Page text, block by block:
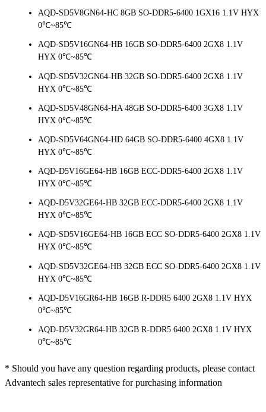
AQD-SD5V8GN64-HC 8GB SO-DDR5-6400 1GX16 1.1V HYX
0℃~85℃
AQD-SD5V16GN64-HB 16GB SO-DDR5-6400 2GX8 1.1V
HYX 0℃~85℃
AQD-SD5V32GN64-HB 32GB SO-DDR5-6400 2GX8 1.1V
HYX 0℃~85℃
AQD-SD5V48GN64-HA 48GB SO-DDR5-6400 3GX8 1.1V
HYX 0℃~85℃
AQD-SD5V64GN64-HD 64GB SO-DDR5-6400 4GX8 1.1V
HYX 0℃~85℃
AQD-D5V16GE64-HB 16GB ECC-DDR5-6400 2GX8 1.1V
HYX 0℃~85℃
AQD-D5V32GE64-HB 32GB ECC-DDR5-6400 2GX8 1.1V
HYX 0℃~85℃
AQD-SD5V16GE64-HB 16GB ECC SO-DDR5-6400 2GX8 1.1V
HYX 0℃~85℃
AQD-SD5V32GE64-HB 32GB ECC SO-DDR5-6400 2GX8 1.1V
HYX 0℃~85℃
AQD-D5V16GR64-HB 16GB R-DDR5 6400 2GX8 1.1V HYX
0℃~85℃
AQD-D5V32GR64-HB 32GB R-DDR5 6400 2GX8 1.1V HYX
0℃~85℃
* Should you have any question regarding products, please contact
Advantech sales representative for purchasing information